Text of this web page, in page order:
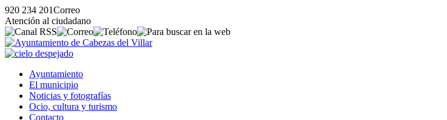
920 234 201Correo
Atención al ciudadano
Ayuntamiento
El municipio
Noticias y fotografías
Ocio, cultura y turismo
Contacto